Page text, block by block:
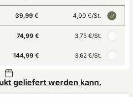
39,99 € 4,00 €/St.
74,99 € 3,75 €/St.
144,99 € 3,62 €/St.
geliefert werden kann.